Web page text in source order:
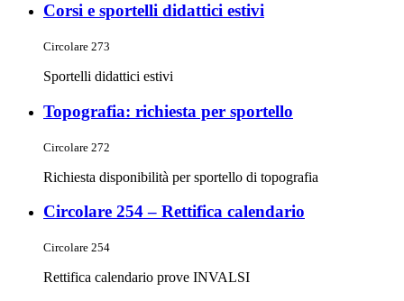
Corsi e sportelli didattici estivi
Circolare 273
Sportelli didattici estivi
Topografia: richiesta per sportello
Circolare 272
Richiesta disponibilità per sportello di topografia
Circolare 254 – Rettifica calendario
Circolare 254
Rettifica calendario prove INVALSI